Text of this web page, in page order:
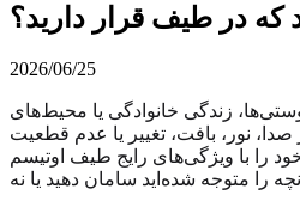
که در طیف قرار دارید؟
2026/06/25
زندگی خانوادگی یا محیط‌های
نور، بافت، تغییر یا عدم قطعیت
را با ویژگی‌های رایج طیف اوتیسم